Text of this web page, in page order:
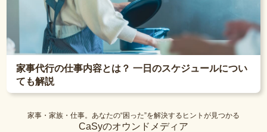
家事代行の仕事内容とは？ 一日のスケジュールについ
ても解説
家事・家族・仕事。あなたの“困った”を解決するヒントが見つかる
CaSyのオウンドメディア